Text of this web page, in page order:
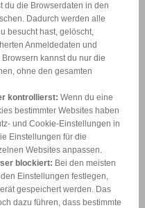
du die Browserdaten in den
Dadurch werden alle
besucht hast, gelöscht,
Anmeldedaten und
kannst du nur die
ohne den gesamten
kontrollierst: Wenn du eine
bestimmter Websites haben
und Cookie-Einstellungen in
Einstellungen für die
Websites anpassen.
blockiert: Bei den meisten
Einstellungen festlegen,
gespeichert werden. Das
dazu führen, dass bestimmte